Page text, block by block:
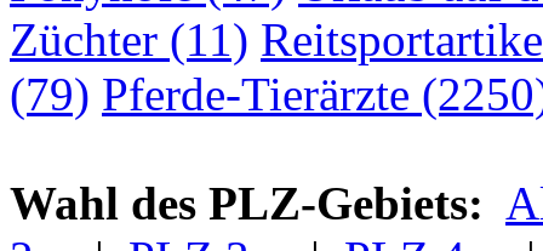
Züchter (11)
(79) Pferde-Tierärzte
Wahl des PLZ-Gebiets: